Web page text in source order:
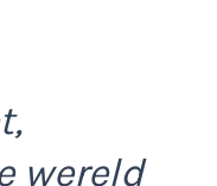
wereld